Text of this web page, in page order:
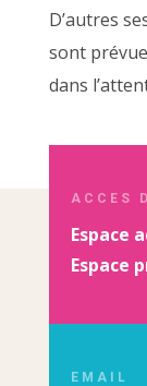
D’autres
sont
dans
ACCES
Espace
Espace
EMAIL